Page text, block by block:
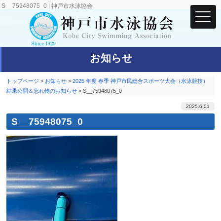
S__75948075_0 | 神戸市水泳協会
お知らせ
トップページ > お知らせ >2025 年度 春季 神戸市民総合スポーツ大会（水泳競技）
結果公開＆忘れ物のお知らせ >S__75948075_0
2025.6.01
S__75948075_0